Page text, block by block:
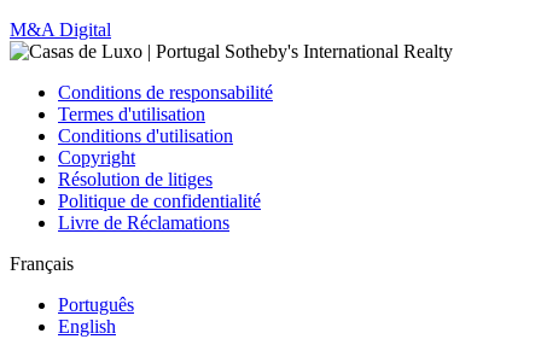
M&A Digital
Conditions de responsabilité
Termes d'utilisation
Conditions d'utilisation
Copyright
Résolution de litiges
Politique de confidentialité
Livre de Réclamations
Français
Português
English